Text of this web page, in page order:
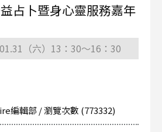
占卜暨身心靈服務嘉年
（六）13：30～16：30
編輯部 / 瀏覽次數 (773332)